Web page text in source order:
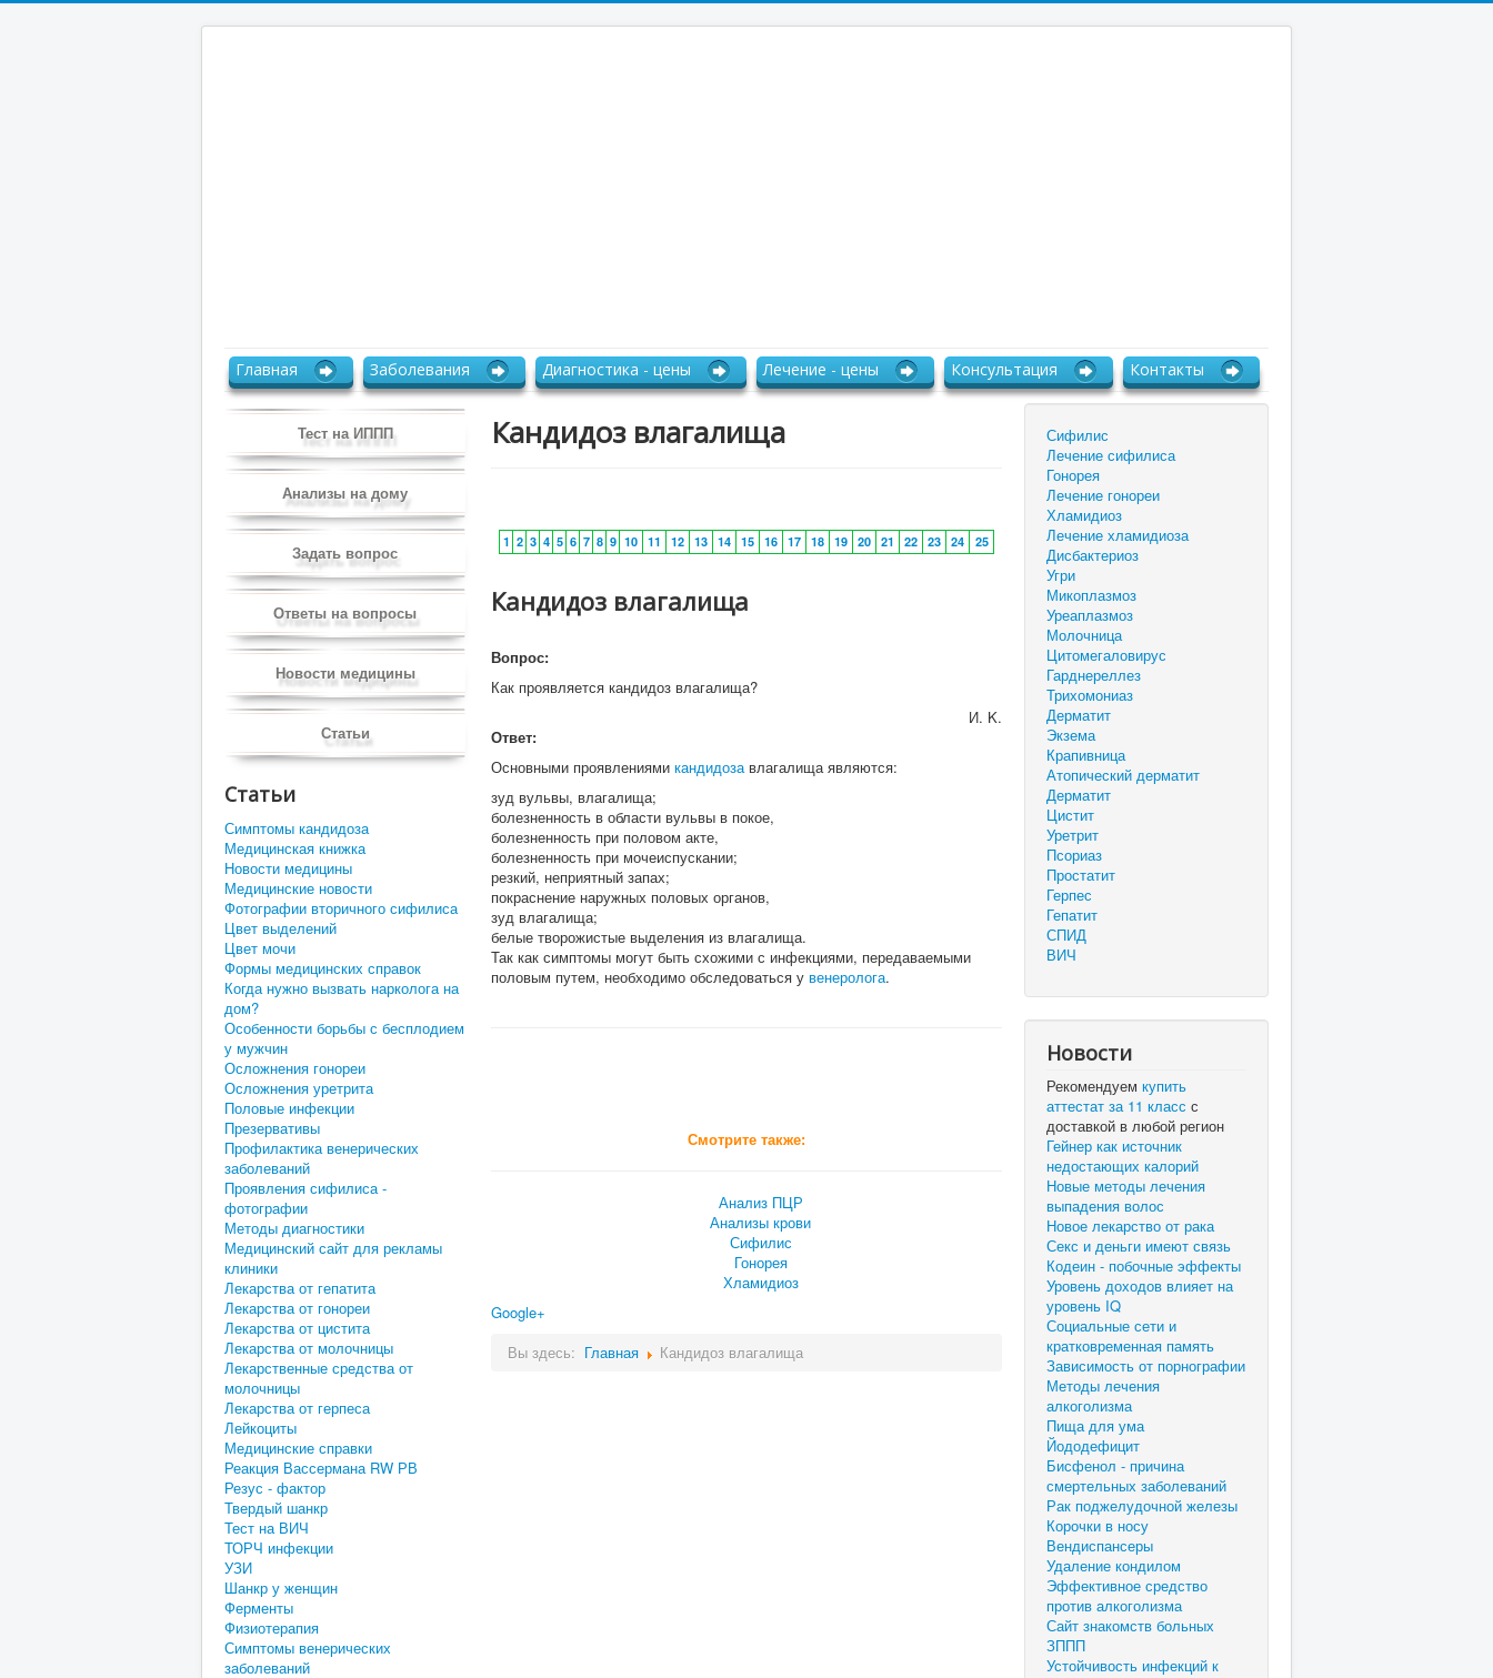
Главная Заболевания Диагностика - цены Лечение - цены Консультация Контакты
Тест на ИППП
Анализы на дому
Задать вопрос
Ответы на вопросы
Новости медицины
Статьи
Статьи
Симптомы кандидоза
Медицинская книжка
Новости медицины
Медицинские новости
Фотографии вторичного сифилиса
Цвет выделений
Цвет мочи
Формы медицинских справок
Когда нужно вызвать нарколога на
дом?
Особенности борьбы с бесплодием
у мужчин
Осложнения гонореи
Осложнения уретрита
Половые инфекции
Презервативы
Профилактика венерических
заболеваний
Проявления сифилиса -
фотографии
Методы диагностики
Медицинский сайт для рекламы
клиники
Лекарства от гепатита
Лекарства от гонореи
Лекарства от цистита
Лекарства от молочницы
Лекарственные средства от
молочницы
Лекарства от герпеса
Лейкоциты
Медицинские справки
Реакция Вассермана RW РВ
Резус - фактор
Твердый шанкр
Тест на ВИЧ
ТОРЧ инфекции
УЗИ
Шанкр у женщин
Ферменты
Физиотерапия
Симптомы венерических
заболеваний
Кандидоз влагалища
1 2 3 4 5 6 7 8 9 10 11 12 13 14 15 16 17 18 19 20 21 22 23 24 25
Кандидоз влагалища
Вопрос:
Как проявляется кандидоз влагалища?
И. K.
Ответ:
Основными проявлениями кандидозавлагалища являются:
зуд вульвы, влагалища;
болезненность в области вульвы в покое,
болезненность при половом акте,
болезненность при мочеиспускании;
резкий, неприятный запах;
покраснение наружных половых органов,
зуд влагалища;
белые творожистые выделения из влагалища.
Так как симптомы могут быть схожими с инфекциями, передаваемыми
половым путем, необходимо обследоваться у венеролога.
Смотрите также:
Анализ ПЦР
Анализы крови
Сифилис
Гонорея
Хламидиоз
Google+
Вы здесь: Главная Кандидоз влагалища
Сифилис
Лечение сифилиса
Гонорея
Лечение гонореи
Хламидиоз
Лечение хламидиоза
Дисбактериоз
Угри
Микоплазмоз
Уреаплазмоз
Молочница
Цитомегаловирус
Гарднереллез
Трихомониаз
Дерматит
Экзема
Крапивница
Атопический дерматит
Дерматит
Цистит
Уретрит
Псориаз
Простатит
Герпес
Гепатит
СПИД
ВИЧ
Новости
Рекомендуем купить
аттестат за 11 класс с
доставкой в любой регион
Гейнер как источник
недостающих калорий
Новые методы лечения
выпадения волос
Новое лекарство от рака
Секс и деньги имеют связь
Кодеин - побочные эффекты
Уровень доходов влияет на
уровень IQ
Социальные сети и
кратковременная память
Зависимость от порнографии
Методы лечения
алкоголизма
Пища для ума
Йододефицит
Бисфенол - причина
смертельных заболеваний
Рак поджелудочной железы
Корочки в носу
Вендиспансеры
Удаление кондилом
Эффективное средство
против алкоголизма
Сайт знакомств больных
ЗППП
Устойчивость инфекций к